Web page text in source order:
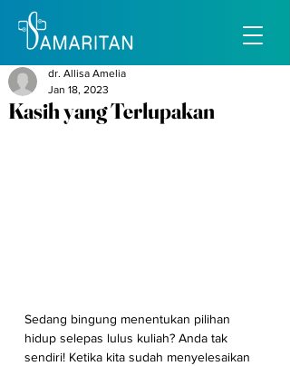
Kasih yang Terlupakan
dr. Allisa Amelia
Jan 18, 2023
Sedang bingung menentukan pilihan
hidup selepas lulus kuliah? Anda tak
sendiri! Ketika kita sudah menyelesaikan